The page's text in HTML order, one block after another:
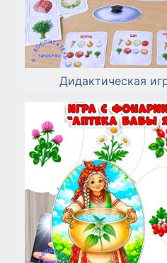
Дидактическая